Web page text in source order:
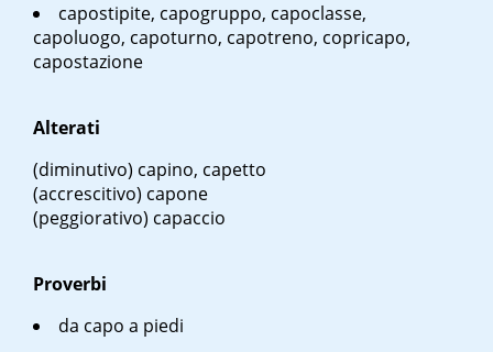
capostipite, capogruppo, capoclasse,
capoluogo, capoturno, capotreno, copricapo,
capostazione
Alterati
(diminutivo) capino, capetto
(accrescitivo) capone
(peggiorativo) capaccio
Proverbi
da capo a piedi